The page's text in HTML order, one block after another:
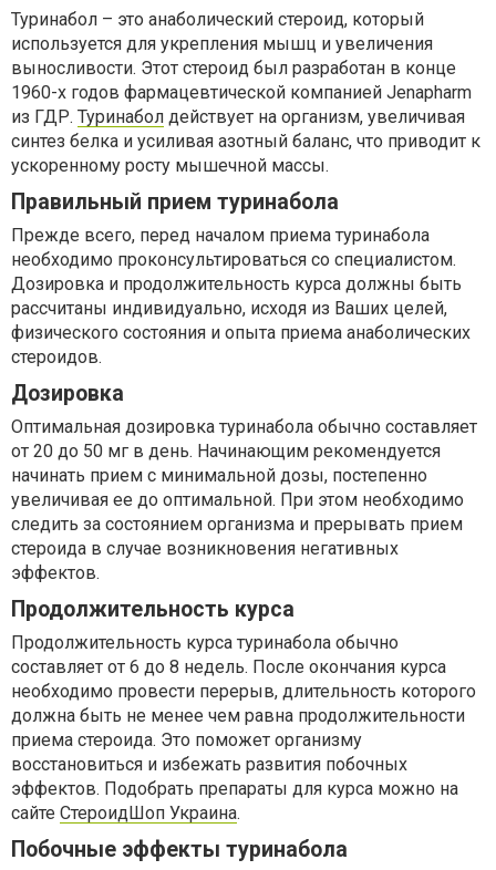
Туринабол – это анаболический стероид, который
используется для укрепления мышц и увеличения
выносливости. Этот стероид был разработан в конце
1960-х годов фармацевтической компанией Jenapharm
из ГДР. Туринабол действует на организм, увеличивая
синтез белка и усиливая азотный баланс, что приводит к
ускоренному росту мышечной массы.
Правильный прием туринабола
Прежде всего, перед началом приема туринабола
необходимо проконсультироваться со специалистом.
Дозировка и продолжительность курса должны быть
рассчитаны индивидуально, исходя из Ваших целей,
физического состояния и опыта приема анаболических
стероидов.
Дозировка
Оптимальная дозировка туринабола обычно составляет
от 20 до 50 мг в день. Начинающим рекомендуется
начинать прием с минимальной дозы, постепенно
увеличивая ее до оптимальной. При этом необходимо
следить за состоянием организма и прерывать прием
стероида в случае возникновения негативных
эффектов.
Продолжительность курса
Продолжительность курса туринабола обычно
составляет от 6 до 8 недель. После окончания курса
необходимо провести перерыв, длительность которого
должна быть не менее чем равна продолжительности
приема стероида. Это поможет организму
восстановиться и избежать развития побочных
эффектов. Подобрать препараты для курса можно на
сайте СтероидШоп Украина.
Побочные эффекты туринабола